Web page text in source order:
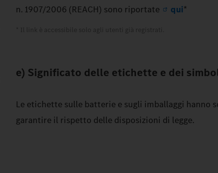
n. 1907/2006 (REACH) sono riportate
qui*
e) Significato delle etichette e dei
Le etichette sulle batterie e sugli imballaggi hanno
garantire il rispetto delle disposizioni di legge.